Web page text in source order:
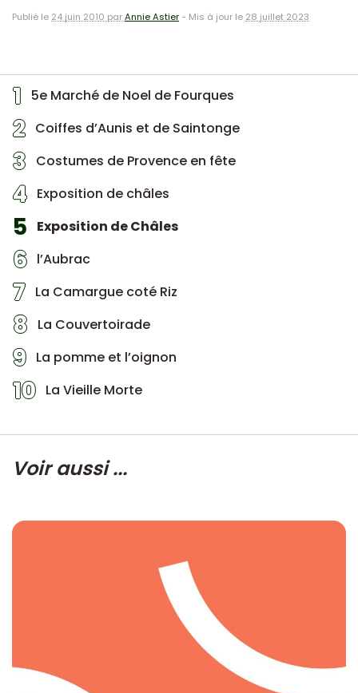
1 5e Marché de Noel de Fourques
2 Coiffes d’Aunis et de Saintonge
3 Costumes de Provence en fête
4 Exposition de châles
5 Exposition de Châles
6 l’Aubrac
7 La Camargue coté Riz
8 La Couvertoirade
9 La pomme et l’oignon
10 La Vieille Morte
Publié le 24 juin 2010 parAnnie Astier- Mis à jour le 28 juillet 2023
Voir aussi ...